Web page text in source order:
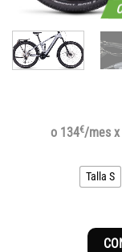
o 134€/mes x
Talla S